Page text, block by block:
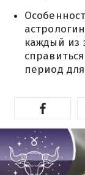
каждый из
период